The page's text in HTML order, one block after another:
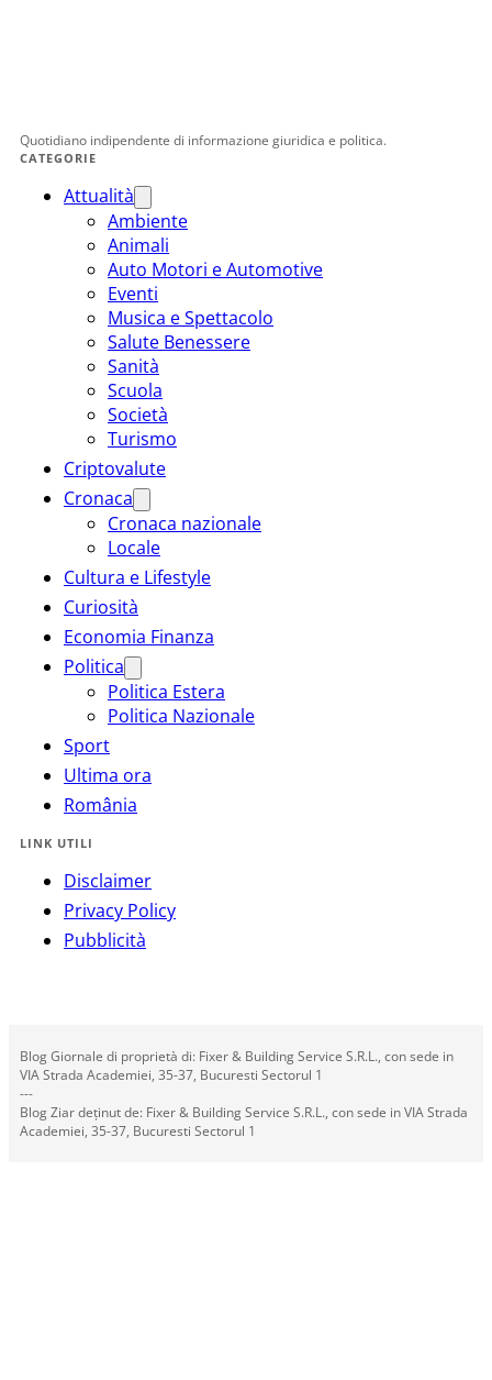
Quotidiano indipendente di informazione giuridica e politica.
CATEGORIE
Attualità
Ambiente
Animali
Auto Motori e Automotive
Eventi
Musica e Spettacolo
Salute Benessere
Sanità
Scuola
Società
Turismo
Criptovalute
Cronaca
Cronaca nazionale
Locale
Cultura e Lifestyle
Curiosità
Economia Finanza
Politica
Politica Estera
Politica Nazionale
Sport
Ultima ora
România
LINK UTILI
Disclaimer
Privacy Policy
Pubblicità
Blog Giornale di proprietà di: Fixer & Building Service S.R.L., con sede in
VIA Strada Academiei, 35-37, Bucuresti Sectorul 1
---
Blog Ziar deținut de: Fixer & Building Service S.R.L., con sede in VIA Strada
Academiei, 35-37, Bucuresti Sectorul 1